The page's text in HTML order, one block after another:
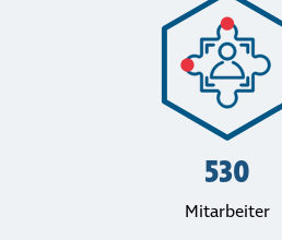
530
Mit­ar­bei­ter